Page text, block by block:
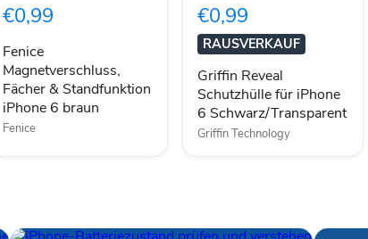
Standfunktion
6
braun
€0,99
Fenice
Magnetverschluss,
Fächer & Standfunktion
iPhone 6 braun
Fenice
iPhone
6
Schwarz/Transparent
€0,99
RAUSVERKAUF
Griffin Reveal
Schutzhülle für iPhone
6 Schwarz/Transparent
Griffin Technology